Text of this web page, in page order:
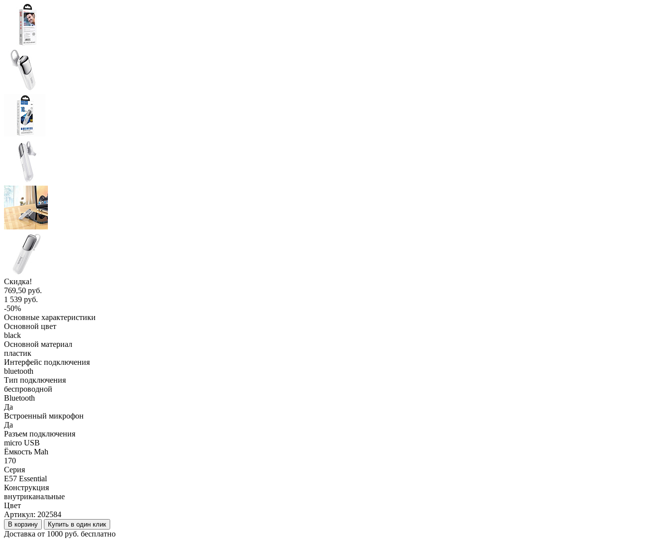
Скидка!
769,50 руб.
1 539 руб.
-50%
Основные характеристики
Основной цвет
black
Основной материал
пластик
Интерфейс подключения
bluetooth
Тип подключения
беспроводной
Bluetooth
Да
Встроенный микрофон
Да
Разъем подключения
micro USB
Ёмкость Mah
170
Серия
E57 Essential
Конструкция
внутриканальные
Цвет
Артикул: 202584
В корзину Купить в один клик
Доставка от 1000 руб. бесплатно